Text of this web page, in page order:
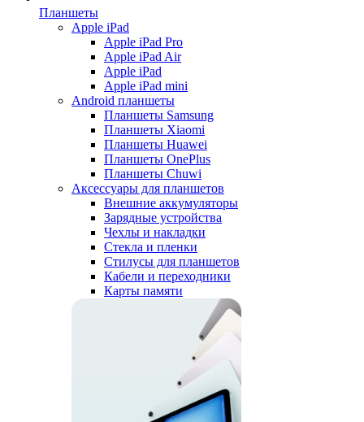
Планшеты
Apple iPad
Apple iPad Pro
Apple iPad Air
Apple iPad
Apple iPad mini
Android планшеты
Планшеты Samsung
Планшеты Xiaomi
Планшеты Huawei
Планшеты OnePlus
Планшеты Chuwi
Аксессуары для планшетов
Внешние аккумуляторы
Зарядные устройства
Чехлы и накладки
Стекла и пленки
Стилусы для планшетов
Кабели и переходники
Карты памяти